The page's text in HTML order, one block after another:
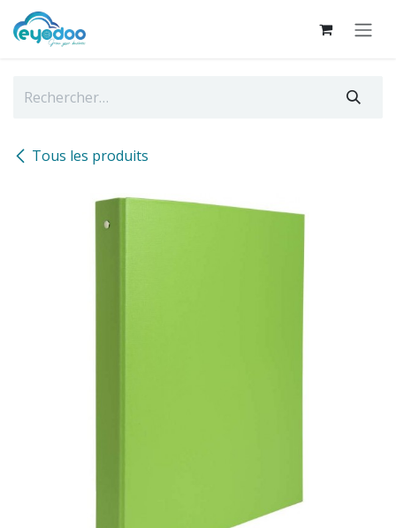
Se rendre au contenu
Tous les produits